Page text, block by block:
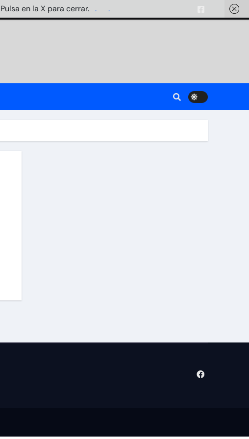
en la X para cerrar. . .